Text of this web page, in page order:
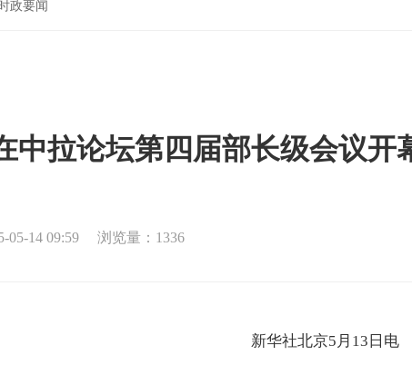
政要闻
中拉论坛第四届部长级会议开
05-14 09:59 浏览量： 1336
新华社北京5月13日电